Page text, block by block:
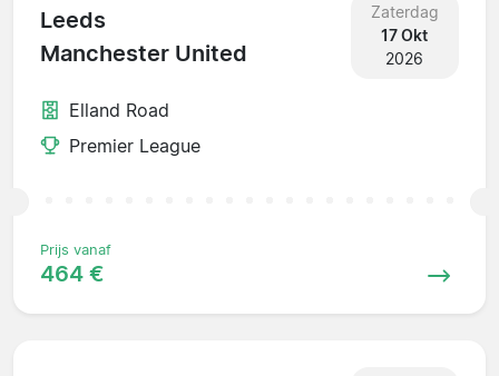
Leeds
Manchester United
Zaterdag
17 Okt
2026
Elland Road
Premier League
Prijs vanaf
464 €